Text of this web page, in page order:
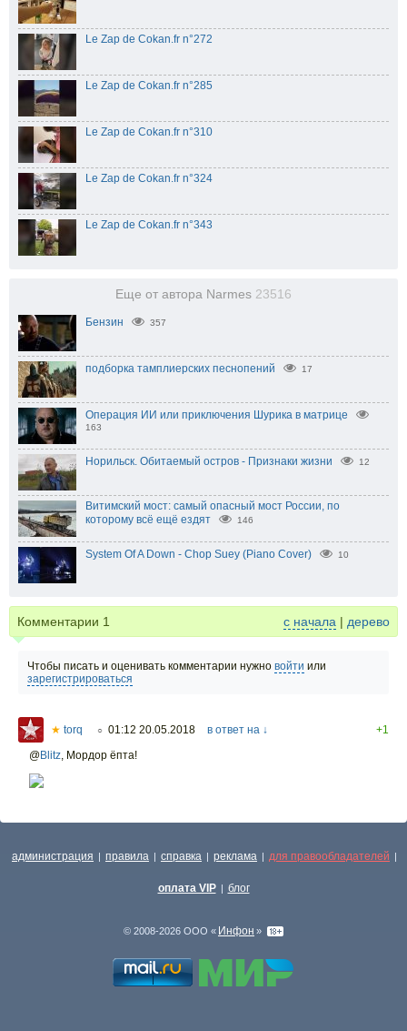
Le Zap de Cokan.fr n°272
Le Zap de Cokan.fr n°285
Le Zap de Cokan.fr n°310
Le Zap de Cokan.fr n°324
Le Zap de Cokan.fr n°343
Еще от автора Narmes 23516
Бензин 357
подборка тамплиерских песнопений 17
Операция ИИ или приключения Шурика в матрице
163
Норильск. Обитаемый остров - Признаки жизни 12
Витимский мост: самый опасный мост России, по
которому всё ещё ездят
146
System Of A Down - Chop Suey (Piano Cover) 10
Комментарии 1 с начала | дерево
Чтобы писать и оценивать комментарии нужно войти или
зарегистрироваться
★ torq ○ 01:12 20.05.2018 в ответ на ↓
+1
@Blitz Мордор ёпта!
администрация | правила | справка | реклама | для правообладателей |
оплата VIP | блог
© 2008-2026 ООО « Инфон »